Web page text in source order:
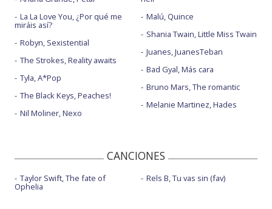
La La Love You, ¿Por qué me
miráis así?
Robyn, Sexistential
The Strokes, Reality awaits
Tyla, A*Pop
The Black Keys, Peaches!
Nil Moliner, Nexo
Malú, Quince
Shania Twain, Little Miss Twain
Juanes, JuanesTeban
Bad Gyal, Más cara
Bruno Mars, The romantic
Melanie Martinez, Hades
CANCIONES
Taylor Swift, The fate of
Ophelia
Rels B, Tu vas sin (fav)